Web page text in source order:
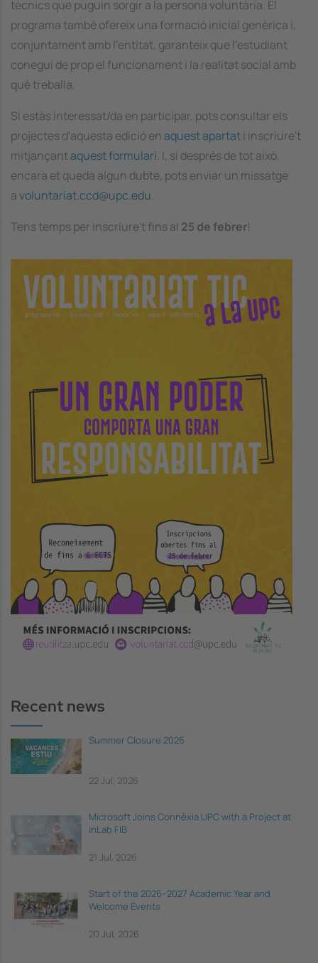
tècnics que puguin sorgir a la persona voluntària. El
programa també ofereix una formació inicial genèrica i,
conjuntament amb l'entitat, garanteix que l'estudiant
conegui de prop el funcionament i la realitat social amb
què treballa.
Si estàs interessat/da en participar, pots consultar els
projectes d'aquesta edició en aquest apartati inscriure't
mitjançantaquest formulari. I, si després de tot això,
encara et queda algun dubte, pots enviar un missatge
avoluntariat.ccd@upc.edu.
Tens temps per inscriure't fins al 25 de febrer!
Recent news
Summer Closure 2026
22 Jul, 2026
Microsoft Joins Connèxia UPC with a Project at
inLab FIB
21 Jul, 2026
Start of the 2026–2027 Academic Year and
Welcome Events
20 Jul, 2026